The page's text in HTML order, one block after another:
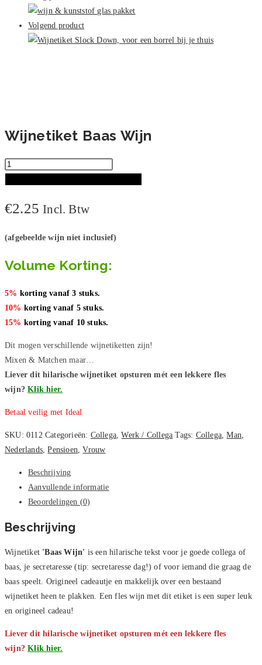
Volgend product
Wijnetiket Baas Wijn
Wijnetiket
aantal
€2.25 Incl. Btw
(afgebeelde wijn niet inclusief)
Volume Korting:
5% korting vanaf 3 stuks.
10% korting vanaf 5 stuks.
15% korting vanaf 10 stuks.
Dit mogen verschillende wijnetiketten zijn!
Mixen & Matchen maar…
Liever dit hilarische wijnetiket opsturen mét een lekkere fles
wijn? Klik hier.
Betaal veilig met Ideal
SKU: 0112 Categorieën: Collega,Werk / Collega Tags: Collega,Man,
Nederlands,Pensioen,Vrouw
Beschrijving
Aanvullende informatie
Beoordelingen (0)
Beschrijving
Wijnetiket 'Baas Wijn' is een hilarische tekst voor je goede collega of
baas, je secretaresse (tip: secretaresse dag!) of voor iemand die graag de
baas speelt. Origineel cadeautje en makkelijk over een bestaand
wijnetiket heen te plakken. Een fles wijn met dit etiket is een super leuk
en origineel cadeau!
Liever dit hilarische wijnetiket opsturen mét een lekkere fles
wijn?Klik hier.